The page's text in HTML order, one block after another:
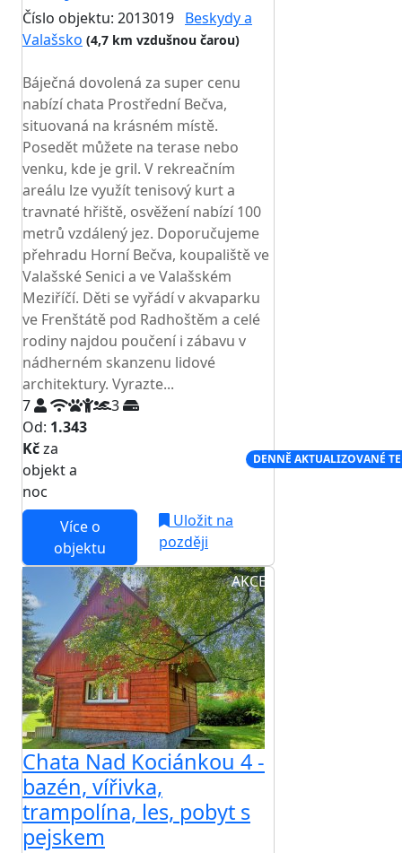
Číslo objektu: 2013019 Beskydy a
Valašsko (4,7 km vzdušnou čarou)
Báječná dovolená za super cenu
nabízí chata Prostřední Bečva,
situovaná na krásném místě.
Posedět můžete na terase nebo
venku, kde je gril. V rekreačním
areálu lze využít tenisový kurt a
travnaté hřiště, osvěžení nabízí 100
metrů vzdálený jez. Doporučujeme
přehradu Horní Bečva, koupaliště ve
Valašské Senici a ve Valašském
Meziříčí. Děti se vyřádí v akvaparku
ve Frenštátě pod Radhoštěm a celé
rodiny najdou poučení i zábavu v
nádherném skanzenu lidové
architektury. Vyrazte...
7
3
Od: 1.343
Kčza
objekt a
noc
DENNĚ AKTUALIZOVANÉ
Více o
objektu
Uložit na
později
AKCE
Chata Nad Kociánkou 4 -
bazén, vířivka,
trampolína, les, pobyt s
pejskem